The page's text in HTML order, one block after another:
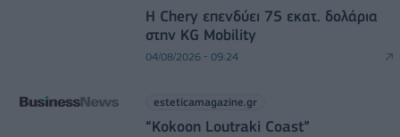
Η Chery επενδύει 75 εκατ. δολάρια
στην KG Mobility
04/08/2026 - 09:24
esteticamagazine.gr
“Kokoon Loutraki Coast”